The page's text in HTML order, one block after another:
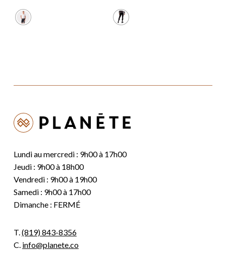
Lundi au mercredi : 9h00 à 17h00
Jeudi : 9h00 à 18h00
Vendredi : 9h00 à 19h00
Samedi : 9h00 à 17h00
Dimanche : FERMÉ
T.(819) 843-8356
C. info@planete.co